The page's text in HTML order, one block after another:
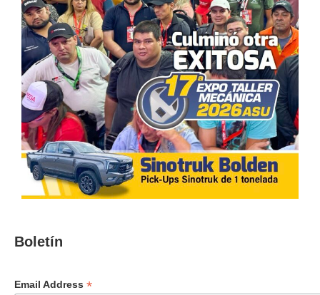
Boletín
Email Address *